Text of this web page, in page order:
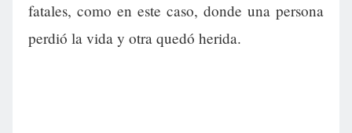
fatales, como en este caso, donde una persona
perdió la vida y otra quedó herida.